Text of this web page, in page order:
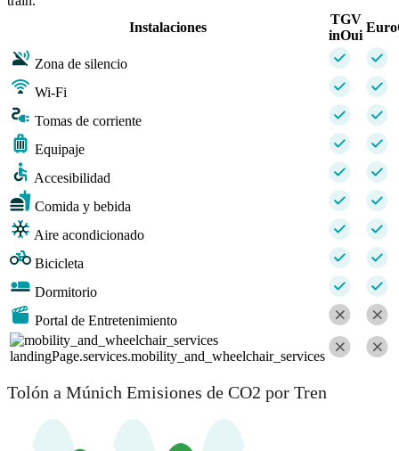
Instalaciones
TGV
inOui
Zona de silencio
Wi-Fi
Tomas de corriente
Equipaje
Accesibilidad
Comida y bebida
Aire acondicionado
Bicicleta
Dormitorio
Portal de Entretenimiento
landingPage.services.mobility_and_wheelchair_services
Tolón a Múnich Emisiones de CO2 por Tren